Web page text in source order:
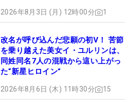
2026年8月3日 (月) 12時00分 1
改名が呼び込んだ悲願の初V！ 苦節
を乗り越えた美女イ・ユルリンは、
同姓同名7人の混戦から這い上がっ
た“新星ヒロイン”
2026年8月6日 (木) 11時30分 15